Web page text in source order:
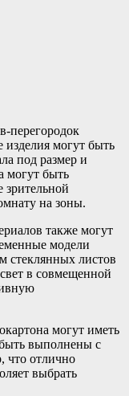
перегородок
изделия могут быть
под размер и
могут быть
на зоны.
также могут
модели
стеклянных листов
в совмещенной
могут иметь
выполнены с
что отлично
выбрать